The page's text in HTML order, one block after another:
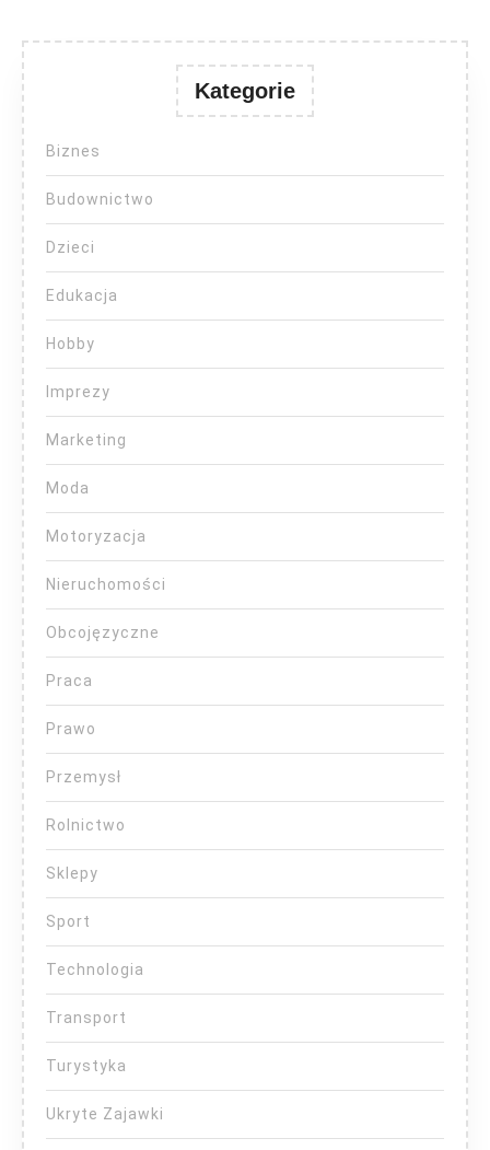
Kategorie
Biznes
Budownictwo
Dzieci
Edukacja
Hobby
Imprezy
Marketing
Moda
Motoryzacja
Nieruchomości
Obcojęzyczne
Praca
Prawo
Przemysł
Rolnictwo
Sklepy
Sport
Technologia
Transport
Turystyka
Ukryte Zajawki